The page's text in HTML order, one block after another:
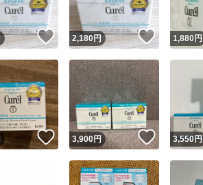
いいね！
2,180円 いいね！
1,880円
いいね！
3,900円 いいね！
3,550円